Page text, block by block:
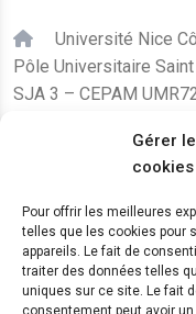
Gérer
cookies
Pour offrir les meilleures
telles que les cookies pour
appareils. Le fait de
traiter des données telles
uniques sur ce site. Le fait
consentement peut avoir
Université Nice
Pôle Universitaire Saint
SJA 3 – CEPAM
+33 (0)4 89 15 24
LE